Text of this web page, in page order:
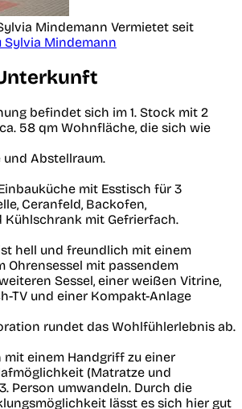
Mindemann Vermietet seit
Sylvia Mindemann
befindet sich im 1. Stock mit 2
58 qm Wohnfläche, die sich wie
und Abstellraum.
mit Esstisch für 3
Ceranfeld, Backofen,
Kühlschrank mit Gefrierfach.
hell und freundlich mit einem
Ohrensessel mit passendem
Sessel, einer weißen Vitrine,
TV und einer Kompakt-Anlage
rundet das Wohlfühlerlebnis ab.
mit einem Handgriff zu einer
(Matratze und
Person umwandeln. Durch die
lässt es sich hier gut